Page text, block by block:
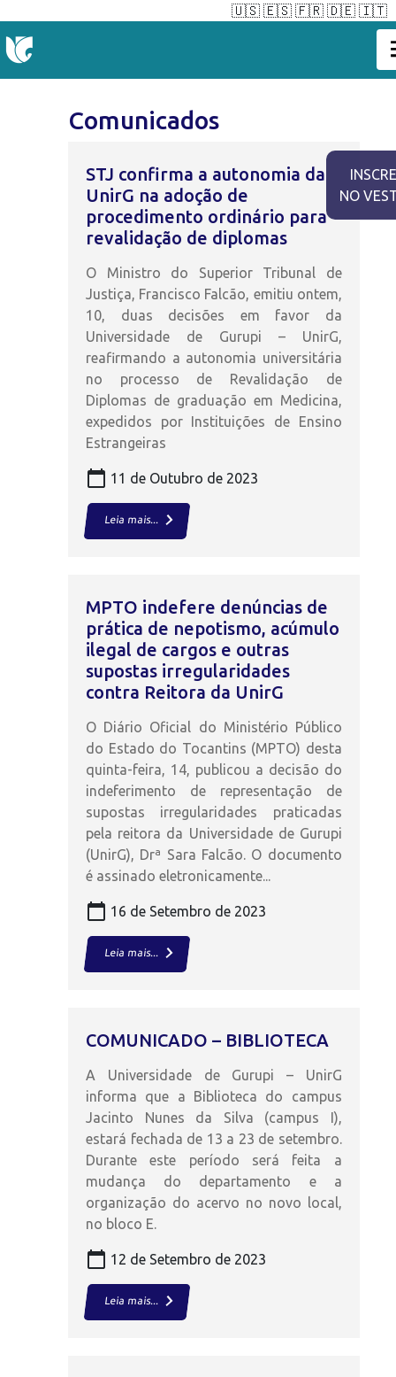
NO
🇺🇸 🇪🇸 🇫🇷 🇩🇪 🇮🇹
Comunicados
STJ confirma a autonomia da
UnirG na adoção de
procedimento ordinário para
revalidação de diplomas
O Ministro do Superior Tribunal de
Justiça, Francisco Falcão, emitiu ontem,
10, duas decisões em favor da
Universidade de Gurupi – UnirG,
reafirmando a autonomia universitária
no processo de Revalidação de
Diplomas de graduação em Medicina,
expedidos por Instituições de Ensino
Estrangeiras
calendar_today 11 de Outubro de 2023
Leia mais...keyboard_arrow_right
MPTO indefere denúncias de
prática de nepotismo, acúmulo
ilegal de cargos e outras
supostas irregularidades
contra Reitora da UnirG
O Diário Oficial do Ministério Público
do Estado do Tocantins (MPTO) desta
quinta-feira, 14, publicou a decisão do
indeferimento de representação de
supostas irregularidades praticadas
pela reitora da Universidade de Gurupi
(UnirG), Drª Sara Falcão. O documento
é assinado eletronicamente...
calendar_today 16 de Setembro de 2023
Leia mais...keyboard_arrow_right
COMUNICADO – BIBLIOTECA
A Universidade de Gurupi – UnirG
informa que a Biblioteca do campus
Jacinto Nunes da Silva (campus I),
estará fechada de 13 a 23 de setembro.
Durante este período será feita a
mudança do departamento e a
organização do acervo no novo local,
no bloco E.
calendar_today 12 de Setembro de 2023
Leia mais...keyboard_arrow_right